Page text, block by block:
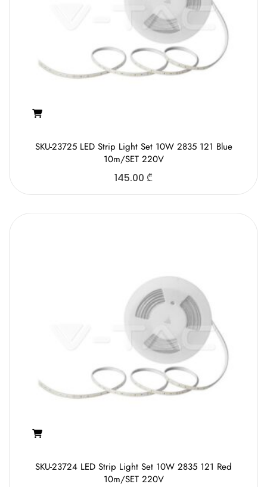
SKU-23725 LED Strip Light Set 10W 2835 121 Blue
10m/SET 220V
145.00 ₾
SKU-23724 LED Strip Light Set 10W 2835 121 Red
10m/SET 220V